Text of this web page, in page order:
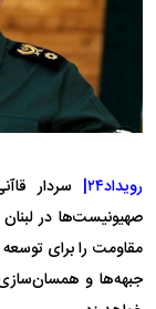
رویداد۲۴|
سردار
صهیونیست‌ها در
مقاومت را برای توسعه
جبهه‌ها و